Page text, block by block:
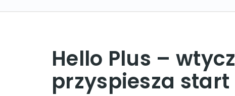
Hello Plus –
przyspiesza